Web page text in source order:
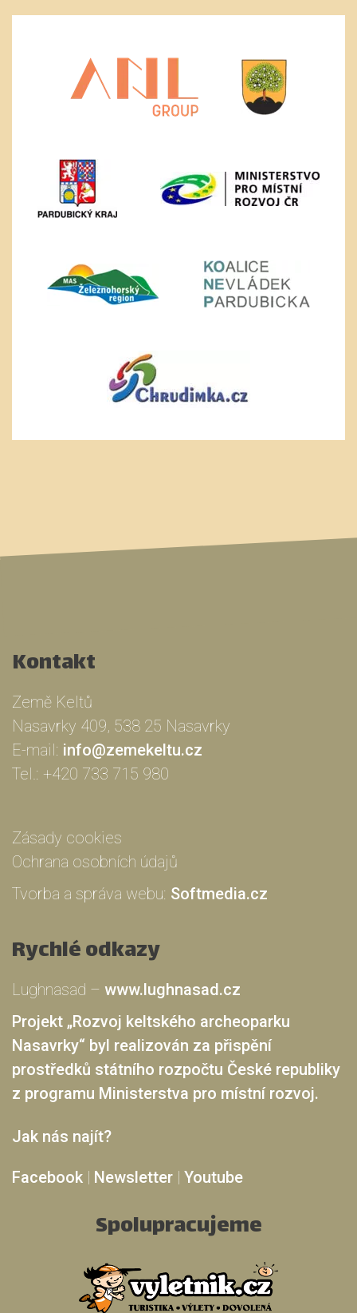
Kontakt
Země Keltů
Nasavrky 409, 538 25 Nasavrky
E-mail: info@zemekeltu.cz
Tel.: +420 733 715 980
Zásady cookies
Ochrana osobních údajů
Tvorba a správa webu: Softmedia.cz
Rychlé odkazy
Lughnasad – www.lughnasad.cz
Projekt „Rozvoj keltského archeoparku
Nasavrky“ byl realizován za přispění
prostředků státního rozpočtu České republiky
z programu Ministerstva pro místní rozvoj.
Jak nás najít?
Facebook | Newsletter | Youtube
Spolupracujeme